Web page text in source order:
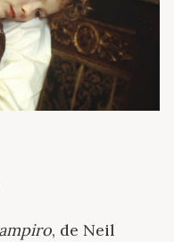
, de Neil